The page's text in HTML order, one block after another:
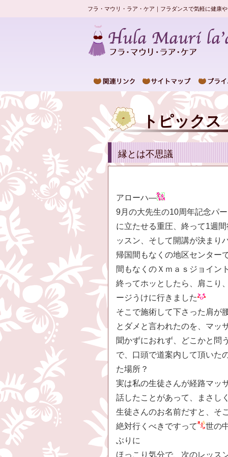
フラ・マウリ・ラア・ケア｜フラダンスで気軽に健
トピックス
縁とは不思議
アローハ―
9月の大先生の10周年記念パ
に立たせる重圧、終って1週
ッスン、そして開講が決まり
帰国間もなくの地区センター
間もなくのＸｍａｓジョイン
終ってホッとしたら、肩こり
ージうけに行きました
そこで施術して下さった肩が
とダメと言われたのを、マッ
聞かずにおれず、どこかと問
で、口頭で道案内して頂いた
た場所？
実は私の生徒さんが経路マッ
話したことがあって、まさし
生徒さんのお名前だすと、そ
絶対行くべきですって
世の
ぶりに
ほっこり気分で、次のレッス